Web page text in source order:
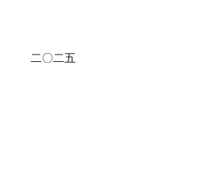
二〇二五